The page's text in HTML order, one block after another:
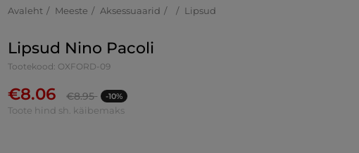
Avaleht Meeste Aksessuaarid Lipsud
Lipsud Nino Pacoli
Tootekood: OXFORD-09
€8.06 €8.95 -10%
Toote hind sh. käibemaks